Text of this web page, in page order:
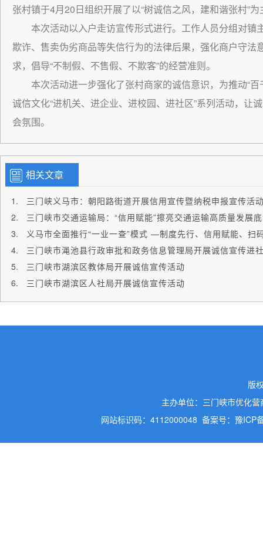
张村镇于4月20日组织开展了以“树诚信之风，建和谐张村”
本次活动以入户走访宣传形式进行。工作人员分组对
欺诈、售卖伪劣商品等失信行为的法律后果，强化商户守
求，倡导“不制假、不售假、不欺客”的经营准则。
本次活动进一步强化了张村商家的诚信意识，为推动“
诚信文化“进机关、进企业、进校园、进社区”系列活动，让
会氛围。
相关文章
三门峡义马市：朝阳路街道开展信用宣传暨纳税申报宣传活
三门峡市交通运输局：“信用赋能”擦亮交通运输高质量发展
三门峡市渑池县行政审批和政务信息管理局开展诚信宣传进
三门峡市湖滨区教体局开展诚信宣传活动
三门峡市湖滨区人社局开展诚信宣传活动
版
主办单位：三门峡市优化
网站标识码：4112000048 备案号：豫ICP